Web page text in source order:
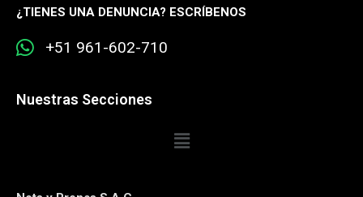
¿TIENES UNA DENUNCIA? ESCRÍBENOS
+51 961-602-710
Nuestras Secciones